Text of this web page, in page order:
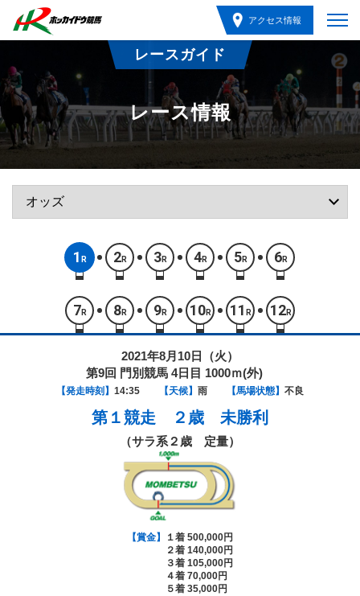
アクセス情報
レースガイド
レース情報
1 R 2R 3R 4R 5R 6R
7 R 8R 9R 10R 11 R 12R
2021年8月10日（火）
第9回 門別競馬 4日目 1000ｍ(外)
【発走時刻】 14:35 【天候】 雨 【馬場状態】 不良
第１競走 ２歳 未勝利
（サラ系２歳 定量）
【賞金】
１着 500,000円
２着 140,000円
３着 105,000円
４着 70,000円
５着 35,000円